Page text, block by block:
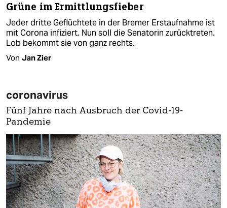
Grüne im Ermittlungsfieber
Jeder dritte Geflüchtete in der Bremer Erstaufnahme ist
mit Corona infiziert. Nun soll die Senatorin zurücktreten.
Lob bekommt sie von ganz rechts.
Von Jan Zier
coronavirus
Fünf Jahre nach Ausbruch der Covid-19-
Pandemie